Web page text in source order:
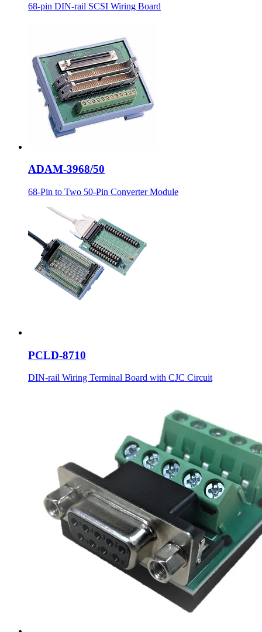
68-pin DIN-rail SCSI Wiring Board
ADAM-3968/50
68-Pin to Two 50-Pin Converter Module
PCLD-8710
DIN-rail Wiring Terminal Board with CJC Circuit